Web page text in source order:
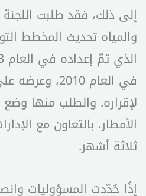
إلى ذلك، فقد طلبت
والمياه تحديث المخطط
في العام 2010،
الأمطار، بالتعاون مع
ثلاثة أشهر.
إذًا حُدّدت المسؤوليات